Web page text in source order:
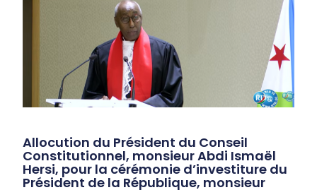
Allocution du Président du Conseil
Constitutionnel, monsieur Abdi Ismaël
Hersi, pour la cérémonie d’investiture du
Président de la République, monsieur